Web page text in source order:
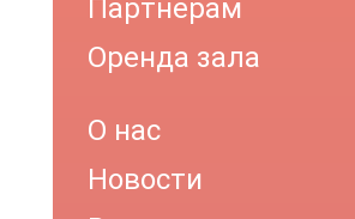
Партнерам
Оренда зала
О нас
Новости